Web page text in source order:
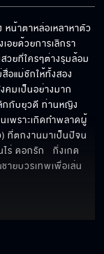
น้าตาหล่อเหลาหาตัว
อยด้วยการเลิกรา
วยที่ใครๆต่างรุมล้อม
อแม่ชักให้ทั้งสอง
คมเป็นอย่างมาก
กกับยุวดี ท่านหญิง
เพราะเกิดทำพลาดผู้
ที่ตกงานมาเป็นปีจน
ไร่ ดอกรัก   กิ่งเกด
ายบวรเทพเพื่อเล่น